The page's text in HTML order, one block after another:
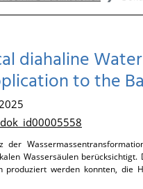
diahaline
to the
der
Wassersäulen
produziert werden konnten, die